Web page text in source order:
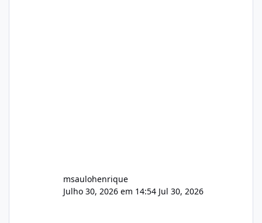
msaulohenrique
Julho 30, 2026 em 14:54 Jul 30, 2026